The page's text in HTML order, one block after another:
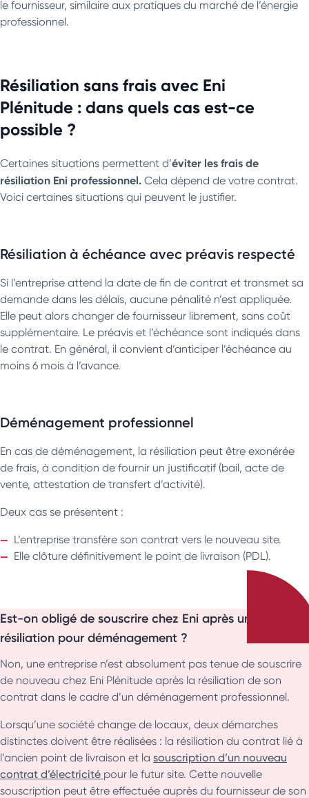
le fournisseur, similaire aux pratiques du marché de l’énergie
professionnel.
Résiliation sans frais avec Eni
Plénitude : dans quels cas est-ce
possible ?
Certaines situations permettent d’éviter les frais de
résiliation Eni professionnel. Cela dépend de votre contrat.
Voici certaines situations qui peuvent le justifier.
Résiliation à échéance avec préavis respecté
Si l’entreprise attend la date de fin de contrat et transmet sa
demande dans les délais, aucune pénalité n’est appliquée.
Elle peut alors changer de fournisseur librement, sans coût
supplémentaire. Le préavis et l’échéance sont indiqués dans
le contrat. En général, il convient d’anticiper l’échéance au
moins 6 mois à l’avance.
Déménagement professionnel
En cas de déménagement, la résiliation peut être exonérée
de frais, à condition de fournir un justificatif (bail, acte de
vente, attestation de transfert d’activité).
Deux cas se présentent :
L’entreprise transfère son contrat vers le nouveau site.
Elle clôture définitivement le point de livraison (PDL).
Est-on obligé de souscrire chez Eni après une
résiliation pour déménagement ?
Non, une entreprise n’est absolument pas tenue de souscrire
de nouveau chez Eni Plénitude après la résiliation de son
contrat dans le cadre d’un déménagement professionnel.
Lorsqu’une société change de locaux, deux démarches
distinctes doivent être réalisées : la résiliation du contrat lié à
l’ancien point de livraison et la souscription d’un nouveau
contrat d’électricité pour le futur site. Cette nouvelle
souscription peut être effectuée auprès du fournisseur de son